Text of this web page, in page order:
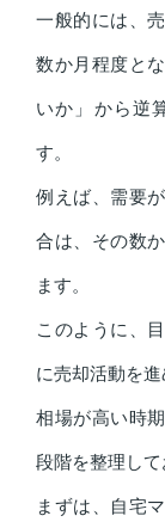
一般的には、
数か月程度と
いか」から逆
す。
例えば、需要
合は、その数
ます。
このように、
に売却活動を進
相場が高い時
段階を整理して
まずは、自宅